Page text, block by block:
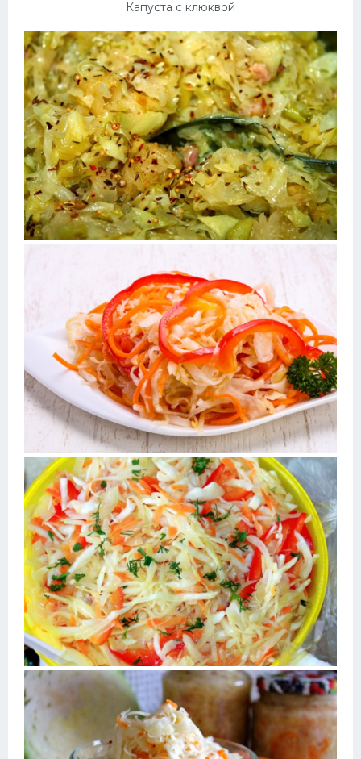
Капуста с клюквой